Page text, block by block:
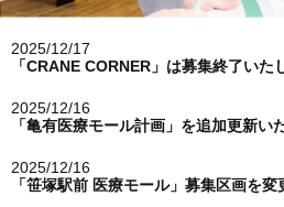
2025/12/17
「CRANE CORNER」は募集終了いた
2025/12/16
「亀有医療モール計画」を追加更新い
2025/12/16
「笹塚駅前 医療モール」募集区画を変